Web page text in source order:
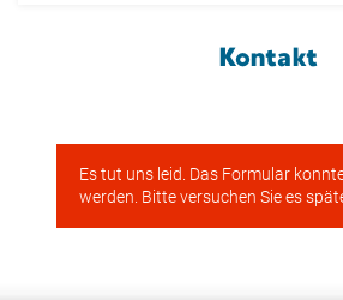
Kontakt